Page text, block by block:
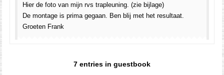
Hier de foto van mijn rvs trapleuning. (zie bijlage)
De montage is prima gegaan. Ben blij met het resultaat.
Groeten Frank
7 entries in guestbook